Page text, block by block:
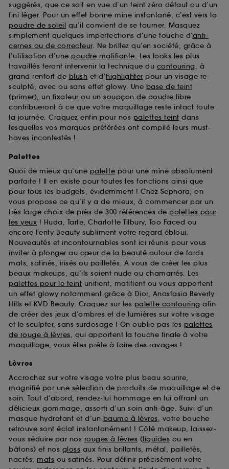
suggérés, que ce soit en vue d’un teint zéro défaut ou d’un
fini léger. Pour un effet bonne mine instantané, c’est vers la
poudre de soleil qu’il convient de se tourner. Masquez
simplement quelques imperfections d’une touche d’anti-
cernes ou de correcteur. Ne brillez qu’en société, grâce à
l’utilisation d’une poudre matifiante. Les looks les plus
travaillés feront intervenir la technique du contouring, à
grand renfort de blush et d’highlighter pour un visage re-
sculpté, avec ou sans effet glowy. Une base de teint
(primer), un fixateur ou un soupçon de poudre libre
contribueront à ce que votre maquillage reste intact toute
la journée. Craquez enfin pour nos palettes teint dans
lesquelles vos marques préférées ont compilé leurs must-
haves incontestés !
Palettes
Quoi de mieux qu’une palette pour une mine absolument
parfaite ! Il en existe pour toutes les fonctions ainsi que
pour tous les budgets, évidemment ! Chez Sephora, on
vous propose ce qu’il y a de mieux, à commencer par un
très large choix de près de 300 références de palettes pour
les yeux ! Huda, Tarte, Charlotte Tilbury, Too Faced ou
encore Fenty Beauty subliment votre regard ébloui.
Nouveautés et incontournables sont ici réunis pour vous
inviter à plonger au cœur de la beauté autour de fards
mats, satinés, irisés ou pailletés. A vous de créer les plus
beaux makeups, qu’ils soient nude ou chamarrés. Les
palettes pour le teint unifient, matifient ou vous apportent
un effet glowy notamment grâce à Dior, Anastasia Beverly
Hills et KVD Beauty. Craquez sur les palette contouring afin
de créer des jeux d’ombres et de lumières sur votre visage
et le sculpter, sans surdosage ! On oublie pas les palettes
de rouge à lèvres, qui apportent la touche finale à votre
maquillage, vous êtes prête à faire des ravages !
Lèvres
Accrochez sur votre visage votre plus beau sourire,
magnifié par une sélection de produits de maquillage et de
soin. Tout d’abord, rendez-lui hommage en lui offrant un
délicieux gommage, assorti d’un soin anti-âge. Suivi d’un
masque hydratant et d’un baume à lèvres, votre bouche
retrouve sont éclat instantanément ! Côté makeup, laissez-
vous séduire par nos rouges à lèvres (liquides ou en
bâtons) et nos gloss aux finis brillants, métal, pailletés,
nacrés, mats ou satinés. Pour définir précisément votre